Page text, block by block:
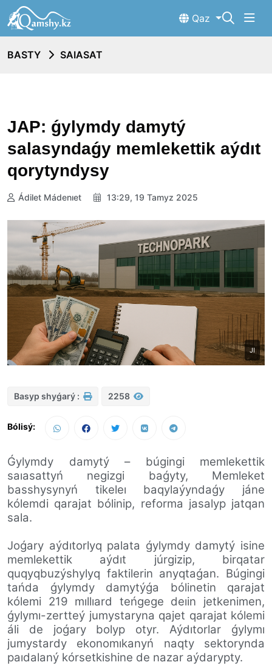
Qaz
BASTY SAIASAT
JAP: ǵylymdy damytý
salasyndaǵy memlekettik aýdıt
qorytyndysy
Ádilet Mádenıet 13:29, 19 Tamyz 2025
JI
Basyp shyǵarý : 2258
Bólisý:
Ǵylymdy damytý – búgingi memlekettik
saıasattyń negizgi baǵyty, Memleket
basshysynyń tikeleı baqylaýyndaǵy jáne
kólemdi qarajat bólinip, reforma jasalyp jatqan
sala.
Joǵary aýdıtorlyq palata ǵylymdy damytý isine
memlekettik aýdıt júrgizip, birqatar
quqyqbuzýshylyq faktilerin anyqtaǵan. Búgingi
tańda ǵylymdy damytýǵa bólinetin qarajat
kólemi 219 mıllıard teńgege deıin jetkenimen,
ǵylymı-zertteý jumystaryna qajet qarajat kólemi
áli de joǵary bolyp otyr. Aýdıtorlar ǵylymı
jumystardy ekonomıkanyń naqty sektorynda
paıdalaný kórsetkishine de nazar aýdarypty.